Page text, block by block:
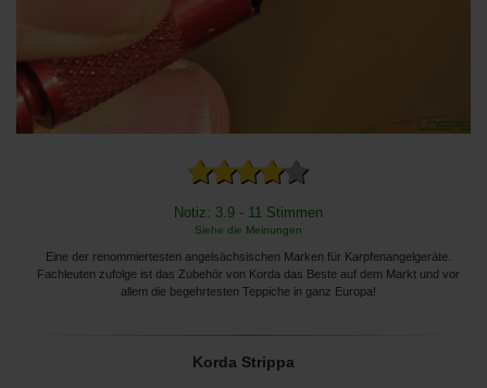
Notiz: 3.9 - 11 Stimmen
Siehe die Meinungen
Eine der renommiertesten angelsächsischen Marken für Karpfenangelgeräte.
Fachleuten zufolge ist das Zubehör von Korda das Beste auf dem Markt und vor
allem die begehrtesten Teppiche in ganz Europa!
Korda Strippa